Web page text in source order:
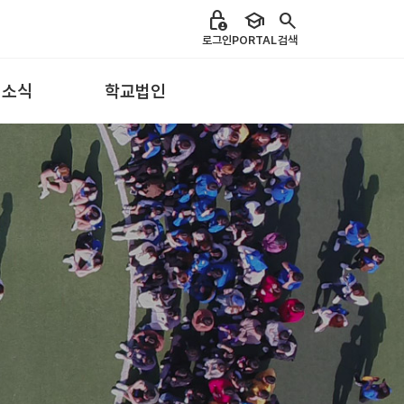
lock_person
로그인
school
PORTAL
search
검색
식 학교법인